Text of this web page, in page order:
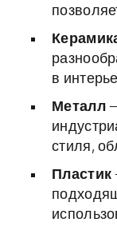
в
Металл—
стиля,
Пластик